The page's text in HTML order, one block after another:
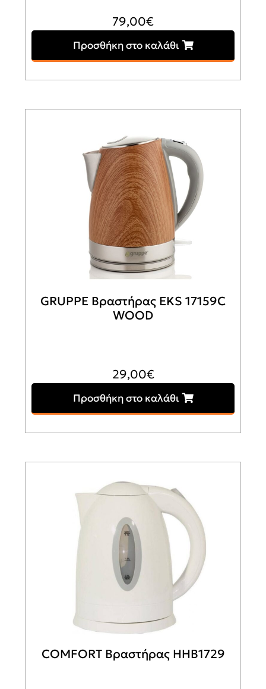
79,00€
Προσθήκη στο καλάθι
GRUPPE Βραστήρας EKS 17159C
WOOD
29,00€
Προσθήκη στο καλάθι
COMFORT Βραστήρας HHB1729